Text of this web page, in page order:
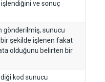
ve sonuç
gönderilmiş, sunucu
bir şekilde işlenen fakat
olduğunu belirten bir
kod sunucu